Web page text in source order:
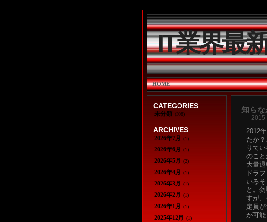
IT業界最
HOME
知らな
2012
たか
りて
のこ
大量
ドラ
いる
と。
すが、
定員
が可
CATEGORIES
未分類 (308)
ARCHIVES
2026年7月 (1)
2026年6月 (1)
2026年5月 (2)
2026年4月 (1)
2026年3月 (1)
2026年2月 (1)
2026年1月 (1)
2025年12月 (1)